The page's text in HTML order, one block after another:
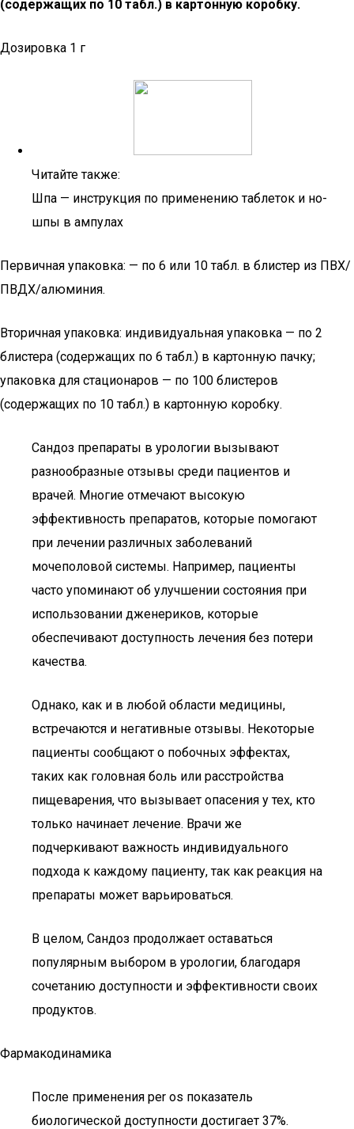
(содержащих по 10 табл.) в картонную коробку.
Дозировка 1 г
Читайте также:
Шпа — инструкция по применению таблеток и но-
шпы в ампулах
Первичная упаковка: — по 6 или 10 табл. в блистер из ПВХ/
ПВДХ/алюминия.
Вторичная упаковка: индивидуальная упаковка — по 2
блистера (содержащих по 6 табл.) в картонную пачку;
упаковка для стационаров — по 100 блистеров
(содержащих по 10 табл.) в картонную коробку.
Сандоз препараты в урологии вызывают
разнообразные отзывы среди пациентов и
врачей. Многие отмечают высокую
эффективность препаратов, которые помогают
при лечении различных заболеваний
мочеполовой системы. Например, пациенты
часто упоминают об улучшении состояния при
использовании дженериков, которые
обеспечивают доступность лечения без потери
качества.
Однако, как и в любой области медицины,
встречаются и негативные отзывы. Некоторые
пациенты сообщают о побочных эффектах,
таких как головная боль или расстройства
пищеварения, что вызывает опасения у тех, кто
только начинает лечение. Врачи же
подчеркивают важность индивидуального
подхода к каждому пациенту, так как реакция на
препараты может варьироваться.
В целом, Сандоз продолжает оставаться
популярным выбором в урологии, благодаря
сочетанию доступности и эффективности своих
продуктов.
Фармакодинамика
После применения per os показатель
биологической доступности достигает 37%.